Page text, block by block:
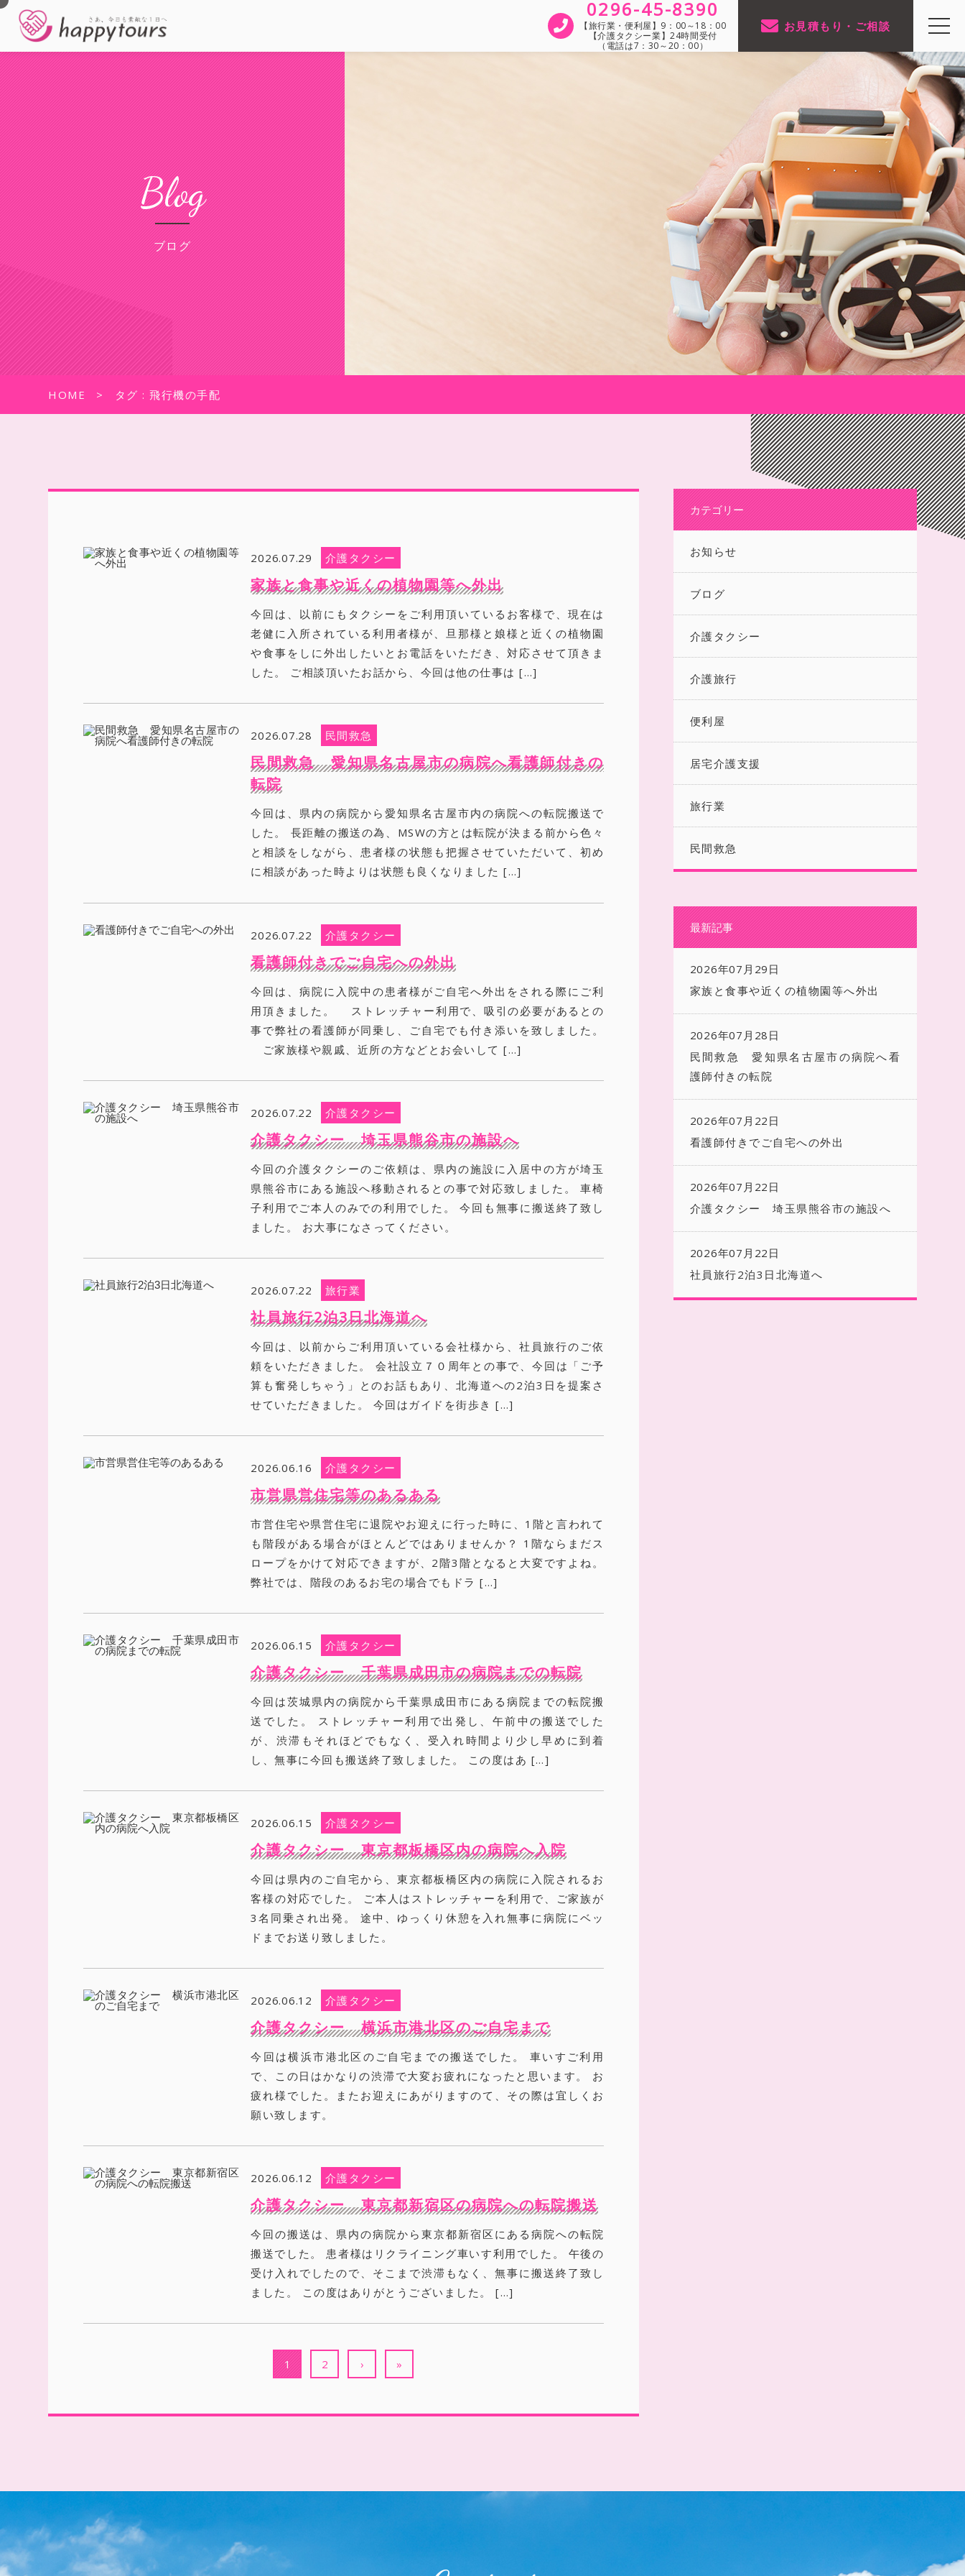
0296-45-8390
【旅行業・便利屋】9：00～18：00
【介護タクシー業】24時間受付
（電話は7：30～20：00）
お見積もり・ご相談
Blog
ブログ
HOME タグ : 飛行機の手配
2026.07.29 介護タクシー
家族と食事や近くの植物園等へ外出
今回は、以前にもタクシーをご利用頂いているお客様で、現在は
老健に入所されている利用者様が、旦那様と娘様と近くの植物園
や食事をしに外出したいとお電話をいただき、対応させて頂きま
した。 ご相談頂いたお話から、今回は他の仕事は […]
2026.07.28 民間救急
民間救急 愛知県名古屋市の病院へ看護師付きの
転院
今回は、県内の病院から愛知県名古屋市内の病院への転院搬送で
した。 長距離の搬送の為、MSWの方とは転院が決まる前から色々
と相談をしながら、患者様の状態も把握させていただいて、初め
に相談があった時よりは状態も良くなりました […]
2026.07.22 介護タクシー
看護師付きでご自宅への外出
今回は、病院に入院中の患者様がご自宅へ外出をされる際にご利
用頂きました。 ストレッチャー利用で、吸引の必要があるとの
事で弊社の看護師が同乗し、ご自宅でも付き添いを致しました。
ご家族様や親戚、近所の方などとお会いして […]
2026.07.22 介護タクシー
介護タクシー 埼玉県熊谷市の施設へ
今回の介護タクシーのご依頼は、県内の施設に入居中の方が埼玉
県熊谷市にある施設へ移動されるとの事で対応致しました。 車椅
子利用でご本人のみでの利用でした。 今回も無事に搬送終了致し
ました。 お大事になさってください。
2026.07.22 旅行業
社員旅行2泊3日北海道へ
今回は、以前からご利用頂いている会社様から、社員旅行のご依
頼をいただきました。 会社設立７０周年との事で、今回は「ご予
算も奮発しちゃう」とのお話もあり、北海道への2泊3日を提案さ
せていただきました。 今回はガイドを街歩き […]
2026.06.16 介護タクシー
市営県営住宅等のあるある
市営住宅や県営住宅に退院やお迎えに行った時に、1階と言われて
も階段がある場合がほとんどではありませんか？ 1階ならまだス
ロープをかけて対応できますが、2階3階となると大変ですよね。
弊社では、階段のあるお宅の場合でもドラ […]
2026.06.15 介護タクシー
介護タクシー 千葉県成田市の病院までの転院
今回は茨城県内の病院から千葉県成田市にある病院までの転院搬
送でした。 ストレッチャー利用で出発し、午前中の搬送でした
が、渋滞もそれほどでもなく、受入れ時間より少し早めに到着
し、無事に今回も搬送終了致しました。 この度はあ […]
2026.06.15 介護タクシー
介護タクシー 東京都板橋区内の病院へ入院
今回は県内のご自宅から、東京都板橋区内の病院に入院されるお
客様の対応でした。 ご本人はストレッチャーを利用で、ご家族が
3名同乗され出発。 途中、ゆっくり休憩を入れ無事に病院にベッ
ドまでお送り致しました。
2026.06.12 介護タクシー
介護タクシー 横浜市港北区のご自宅まで
今回は横浜市港北区のご自宅までの搬送でした。 車いすご利用
で、この日はかなりの渋滞で大変お疲れになったと思います。 お
疲れ様でした。またお迎えにあがりますのて、その際は宜しくお
願い致します。
2026.06.12 介護タクシー
介護タクシー 東京都新宿区の病院への転院搬送
今回の搬送は、県内の病院から東京都新宿区にある病院への転院
搬送でした。 患者様はリクライニング車いす利用でした。 午後の
受け入れでしたので、そこまで渋滞もなく、無事に搬送終了致し
ました。 この度はありがとうございました。 […]
1 2 › »
カテゴリー
お知らせ
ブログ
介護タクシー
介護旅行
便利屋
居宅介護支援
旅行業
民間救急
最新記事
2026年07月29日
家族と食事や近くの植物園等へ外出
2026年07月28日
民間救急 愛知県名古屋市の病院へ看
護師付きの転院
2026年07月22日
看護師付きでご自宅への外出
2026年07月22日
介護タクシー 埼玉県熊谷市の施設へ
2026年07月22日
社員旅行2泊3日北海道へ